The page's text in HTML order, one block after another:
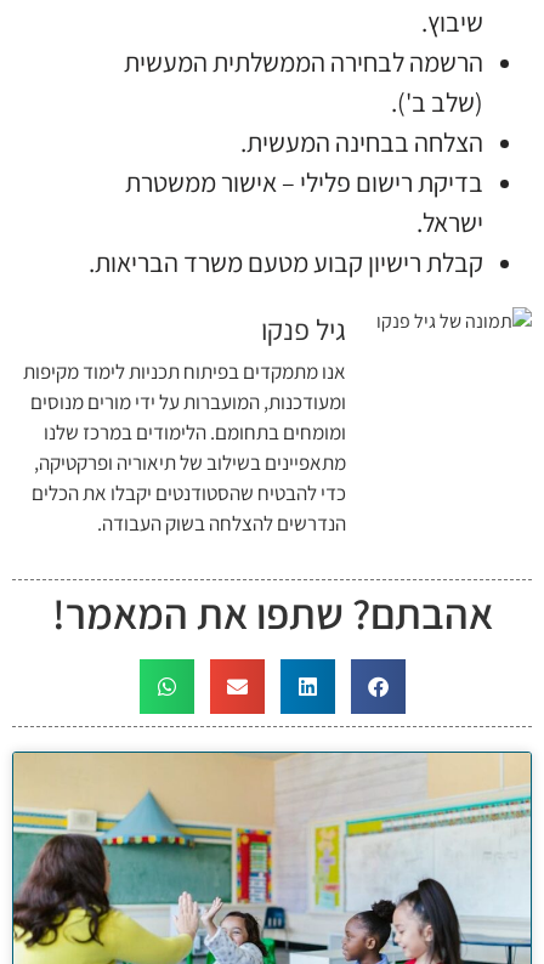
שיבוץ.
הרשמה לבחירה הממשלתית המעשית
(שלב ב').
הצלחה בבחינה המעשית.
בדיקת רישום פלילי – אישור ממשטרת
ישראל.
קבלת רישיון קבוע מטעם משרד הבריאות.
גיל פנקו
אנו מתמקדים בפיתוח תכניות לימוד מקיפות
ומעודכנות, המועברות על ידי מורים מנוסים
ומומחים בתחומם. הלימודים במרכז שלנו
מתאפיינים בשילוב של תיאוריה ופרקטיקה,
כדי להבטיח שהסטודנטים יקבלו את הכלים
הנדרשים להצלחה בשוק העבודה.
אהבתם? שתפו את המאמר!